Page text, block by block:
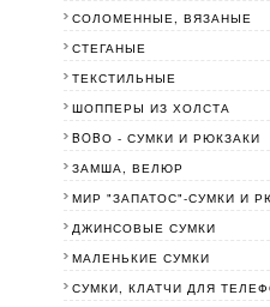
СОЛОМЕННЫЕ, ВЯЗАНЫЕ
СТЕГАНЫЕ
ТЕКСТИЛЬНЫЕ
ШОППЕРЫ ИЗ ХОЛСТА
BOBО - СУМКИ И РЮКЗАКИ
ЗАМША, ВЕЛЮР
МИР "ЗАПАТОС"-СУМКИ И
ДЖИНСОВЫЕ СУМКИ
МАЛЕНЬКИЕ СУМКИ
СУМКИ, КЛАТЧИ ДЛЯ